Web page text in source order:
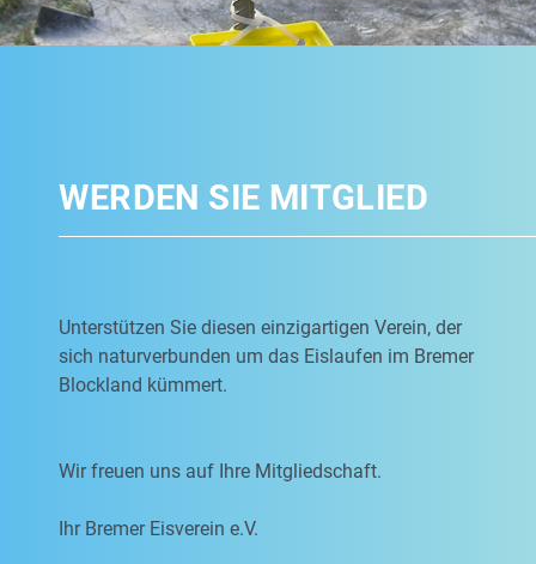
WERDEN SIE MITGLIED
Unterstützen Sie diesen einzigartigen Verein, der
sich naturverbunden um das Eislaufen im Bremer
Blockland kümmert.
Wir freuen uns auf Ihre Mitgliedschaft.
Ihr Bremer Eisverein e.V.